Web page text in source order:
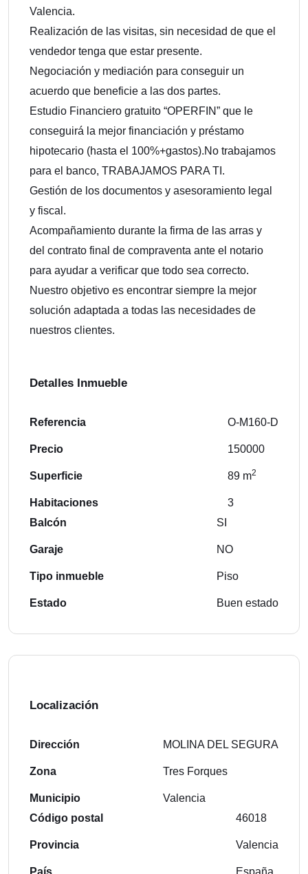
Valencia.
Realización de las visitas, sin necesidad de que el
vendedor tenga que estar presente.
Negociación y mediación para conseguir un
acuerdo que beneficie a las dos partes.
Estudio Financiero gratuito “OPERFIN” que le
conseguirá la mejor financiación y préstamo
hipotecario (hasta el 100%+gastos).No trabajamos
para el banco, TRABAJAMOS PARA TI.
Gestión de los documentos y asesoramiento legal
y fiscal.
Acompañamiento durante la firma de las arras y
del contrato final de compraventa ante el notario
para ayudar a verificar que todo sea correcto.
Nuestro objetivo es encontrar siempre la mejor
solución adaptada a todas las necesidades de
nuestros clientes.
Detalles Inmueble
Referencia
Precio
Superficie
Habitaciones
O-M160-D
150000
89 m2
3
Balcón
Garaje
Tipo inmueble
Estado
SI
NO
Piso
Buen estado
Localización
Dirección
Zona
Municipio
MOLINA DEL SEGURA
Tres Forques
Valencia
Código postal
Provincia
País
46018
Valencia
España